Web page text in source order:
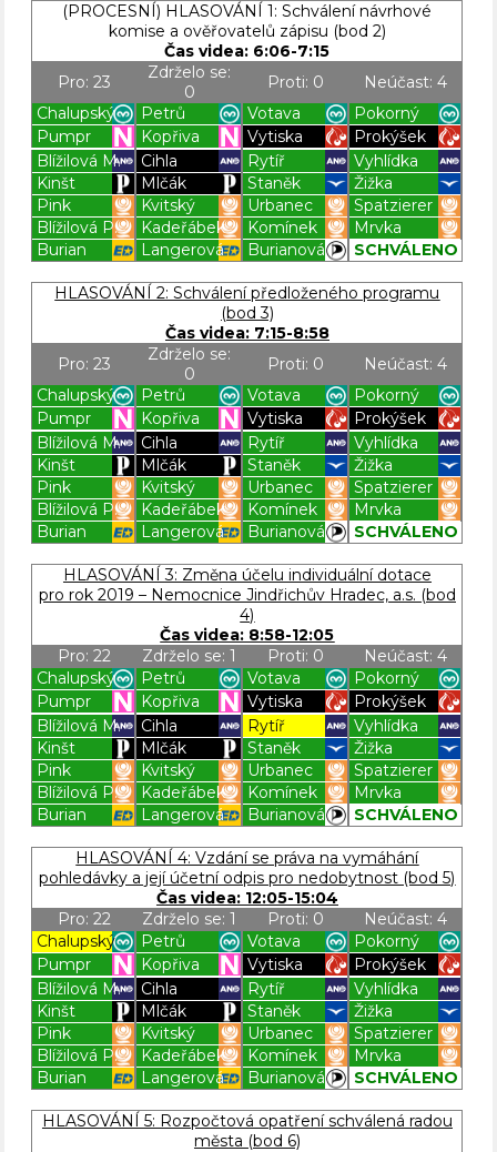
(PROCESNÍ) HLASOVÁNÍ 1: Schválení návrhové
komise a ověřovatelů zápisu (bod 2)
Čas videa: 6:06-7:15
Pro: 23
Zdrželo se:
0
Proti: 0
Neúčast: 4
Chalupský
Petrů Votava
Pokorný
Pumpr
Kopřiva Vytiska
Prokýšek
Blížilová M.
Cihla Rytíř
Vyhlídka
Kinšt
Mlčák Staněk
Žižka
Pink
Kvitský Urbanec
Spatzierer
Blížilová P.
Kadeřábek Komínek
Mrvka
Burian
Langerová Burianová
SCHVÁLENO
HLASOVÁNÍ 2: Schválení předloženého programu
(bod 3)
Čas videa: 7:15-8:58
Pro: 23
Zdrželo se:
0
Proti: 0
Neúčast: 4
Chalupský
Petrů Votava
Pokorný
Pumpr
Kopřiva Vytiska
Prokýšek
Blížilová M.
Cihla Rytíř
Vyhlídka
Kinšt
Mlčák Staněk
Žižka
Pink
Kvitský Urbanec
Spatzierer
Blížilová P.
Kadeřábek Komínek
Mrvka
Burian
Langerová Burianová
SCHVÁLENO
HLASOVÁNÍ 3: Změna účelu individuální dotace
pro rok 2019 – Nemocnice Jindřichův Hradec, a.s. (bod
4)
Čas videa: 8:58-12:05
Pro: 22
Zdrželo se: 1 Proti: 0
Neúčast: 4
Chalupský
Petrů Votava
Pokorný
Pumpr
Kopřiva Vytiska
Prokýšek
Blížilová M.
Cihla Rytíř
Vyhlídka
Kinšt
Mlčák Staněk
Žižka
Pink
Kvitský Urbanec
Spatzierer
Blížilová P.
Kadeřábek Komínek
Mrvka
Burian
Langerová Burianová
SCHVÁLENO
HLASOVÁNÍ 4: Vzdání se práva na vymáhání
pohledávky a její účetní odpis pro nedobytnost (bod 5)
Čas videa: 12:05-15:04
Pro: 22
Zdrželo se: 1 Proti: 0
Neúčast: 4
Chalupský
Petrů Votava
Pokorný
Pumpr
Kopřiva Vytiska
Prokýšek
Blížilová M.
Cihla Rytíř
Vyhlídka
Kinšt
Mlčák Staněk
Žižka
Pink
Kvitský Urbanec
Spatzierer
Blížilová P.
Kadeřábek Komínek
Mrvka
Burian
Langerová Burianová
SCHVÁLENO
HLASOVÁNÍ 5: Rozpočtová opatření schválená radou
města (bod 6)